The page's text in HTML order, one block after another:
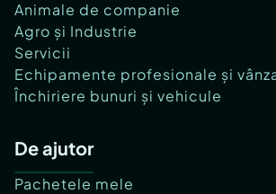
Animale de companie
Agro și Industrie
Servicii
Echipamente profesionale și
Închiriere bunuri și vehicule
De ajutor
Pachetele mele